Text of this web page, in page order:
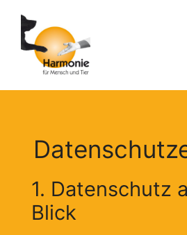
springen
1. Datenschutz
Blick